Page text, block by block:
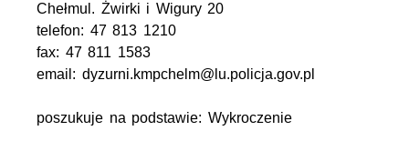
Chełmul. Żwirki i Wigury 20
telefon: 47 813 1210
fax: 47 811 1583
email: dyzurni.kmpchelm@lu.policja.gov.pl
poszukuje na podstawie: Wykroczenie